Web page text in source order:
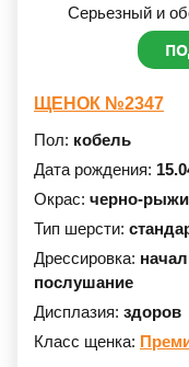
Серьезный и
способен к
козликом. Носит
все, что плохо
ЩЕНОК №2347
Пол: кобель
Дата рождения:
Окрас: черно-
Тип шерсти:
Дрессировка:
послушание
Дисплазия: здоров
Класс щенка: